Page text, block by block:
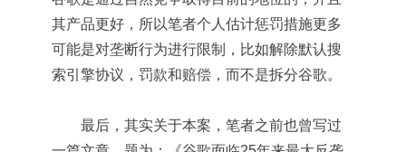
其产品更好，所以笔者个人估计惩罚措施更多
可能是对垄断行为进行限制，比如解除默认搜
索引擎协议，罚款和赔偿，而不是拆分谷歌。
最后，其实关于本案，笔者之前也曾写过